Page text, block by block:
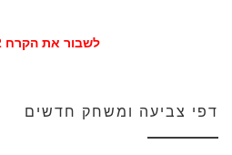
לשבור את הקרח 2 הסרט
דפי צביעה ומשחק חדשים